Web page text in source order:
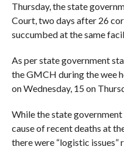
Thursday, the state
Court, two days after 26
succumbed at the same
As per state government
the GMCH during the wee
on Wednesday, 15 on
While the state
cause of recent deaths at
there were “logistic